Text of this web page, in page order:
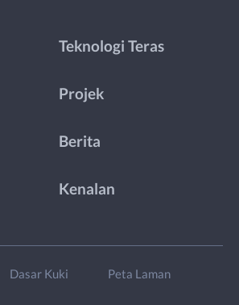
Teknologi Teras
Projek
Berita
Kenalan
Dasar Kuki Peta Laman